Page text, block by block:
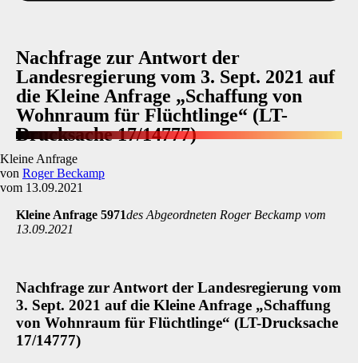
Nachfrage zur Antwort der
Landesregierung vom 3. Sept. 2021 auf
die Kleine Anfrage „Schaffung von
Wohnraum für Flüchtlinge“ (LT-
Drucksache 17/14777)
Kleine Anfrage
von Roger Beckamp
vom 13.09.2021
Kleine Anfrage 5971des Abgeordneten Roger Beckamp vom
13.09.2021
Nachfrage zur Antwort der Landesregierung vom
3. Sept. 2021 auf die Kleine Anfrage „Schaffung
von Wohnraum für Flüchtlinge“ (LT-Drucksache
17/14777)